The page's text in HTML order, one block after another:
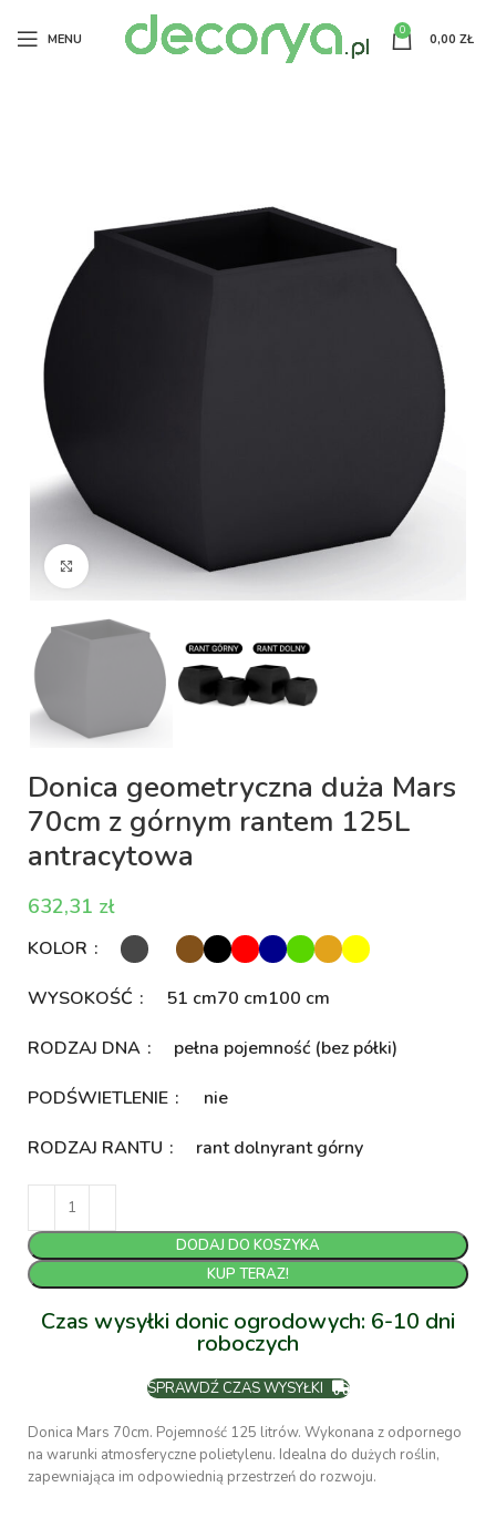
MENU
0
0,00 ZŁ
Kliknij aby powiększyć
Donica geometryczna duża Mars
70cm z górnym rantem 125L
antracytowa
zł
KOLOR
WYSOKOŚĆ 51 cm70 cm100 cm
RODZAJ DNA pełna pojemność (bez półki)
PODŚWIETLENIE nie
RODZAJ RANTU rant dolnyrant górny
DODAJ DO KOSZYKA
KUP TERAZ!
Czas wysyłki donic ogrodowych: 6-10 dni
roboczych
SPRAWDŹ CZAS WYSYŁKI
Donica Mars 70cm. Pojemność 125 litrów. Wykonana z odpornego
na warunki atmosferyczne polietylenu. Idealna do dużych roślin,
zapewniająca im odpowiednią przestrzeń do rozwoju.